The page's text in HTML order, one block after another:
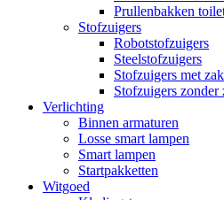
Prullenbakken
Stofzuigers
Robotstofzuigers
Steelstofzuigers
Stofzuigers met zak
Stofzuigers zonder
Verlichting
Binnen armaturen
Losse smart lampen
Smart lampen
Startpakketten
Witgoed